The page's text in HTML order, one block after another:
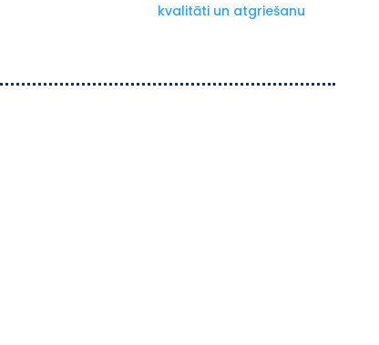
kvalitāti un atgriešanu